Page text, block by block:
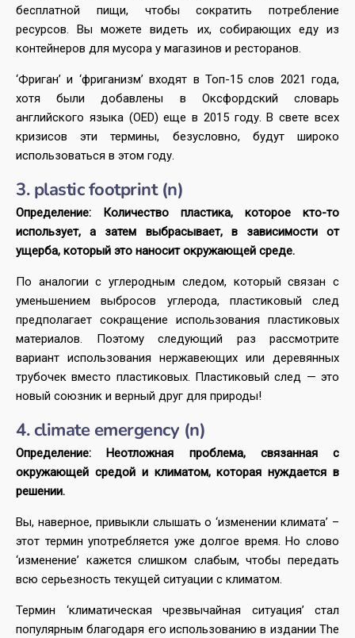
бесплатной пищи, чтобы сократить потребление
ресурсов. Вы можете видеть их, собирающих еду из
контейнеров для мусора у магазинов и ресторанов.
‘Фриган’ и ‘фриганизм’ входят в Топ-15 слов 2021 года,
хотя были добавлены в Оксфордский словарь
английского языка (OED) еще в 2015 году. В свете всех
кризисов эти термины, безусловно, будут широко
использоваться в этом году.
3. plastic footprint (n)
Определение: Количество пластика, которое кто-то
использует, а затем выбрасывает, в зависимости от
ущерба, который это наносит окружающей среде.
По аналогии с углеродным следом, который связан с
уменьшением выбросов углерода, пластиковый след
предполагает сокращение использования пластиковых
материалов. Поэтому следующий раз рассмотрите
вариант использования нержавеющих или деревянных
трубочек вместо пластиковых. Пластиковый след — это
новый союзник и верный друг для природы!
4. climate emergency (n)
Определение: Неотложная проблема, связанная с
окружающей средой и климатом, которая нуждается в
решении.
Вы, наверное, привыкли слышать о ‘изменении климата’ –
этот термин употребляется уже долгое время. Но слово
‘изменение’ кажется слишком слабым, чтобы передать
всю серьезность текущей ситуации с климатом.
Термин ‘климатическая чрезвычайная ситуация’ стал
популярным благодаря его использованию в издании The